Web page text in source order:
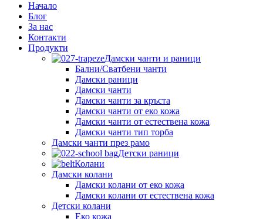
Начало
Блог
За нас
Контакти
Продукти
Дамски чанти и раници
Бални/Сватбени чанти
Дамски раници
Дамски чанти
Дамски чанти за кръста
Дамски чанти от еко кожа
Дамски чанти от естествена кожа
Дамски чанти тип торба
Дамски чанти през рамо
Детски рaници
Колани
Дамски колани
Дамски колани от еко кожа
Дамски колани от естествена кожа
Детски колани
Еко кожа